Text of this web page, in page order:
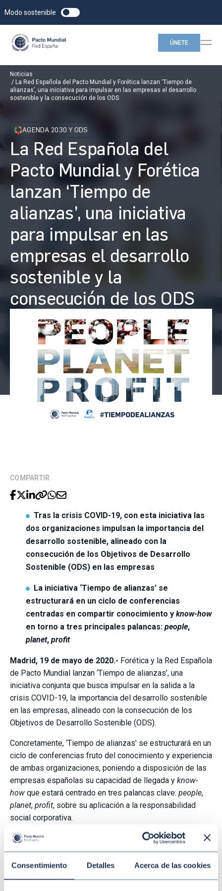
Consentimiento Detalles Acerca de las cookies
Modo sostenible
ÚNETE
Noticias
La Red Española del Pacto Mundial y Forética lanzan ‘Tiempo de
alianzas’, una iniciativa para impulsar en las empresas el desarrollo
sostenible y la consecución de los ODS
AGENDA 2030 Y ODS
La Red Española del
Pacto Mundial y Forética
lanzan ‘Tiempo de
alianzas’, una iniciativa
para impulsar en las
empresas el desarrollo
sostenible y la
consecución de los ODS
COMPARTIR
Tras la crisis COVID-19, con esta iniciativa las
dos organizaciones impulsan la importancia del
desarrollo sostenible, alineado con la
consecución de los Objetivos de Desarrollo
Sostenible (ODS) en las empresas
La iniciativa ‘Tiempo de alianzas’ se
estructurará en un ciclo de conferencias
centradas en compartir conocimiento y know-how
en torno a tres principales palancas: people,
planet, profit
Madrid, 19 de mayo de 2020.- Forética y la Red Española
de Pacto Mundial lanzan ‘Tiempo de alianzas’, una
iniciativa conjunta que busca impulsar en la salida a la
crisis COVID-19, la importancia del desarrollo sostenible
en las empresas, alineado con la consecución de los
Objetivos de Desarrollo Sostenible (ODS).
Concretamente, ‘Tiempo de alianzas’ se estructurará en un
ciclo de conferencias fruto del conocimiento y experiencia
de ambas organizaciones, poniendo a disposición de las
empresas españolas su capacidad de llegada y know-
how que estará centrado en tres palancas clave: people,
planet, profit, sobre su aplicación a la responsabilidad
social corporativa.
“En un momento tan complejo como el que estamos
enfrentando actualmente, es importante potenciar alianzas
que nos permitan abordar a través de la colaboración los